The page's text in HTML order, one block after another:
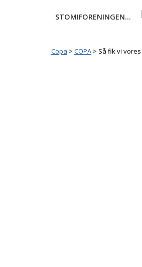
Videre
STOMIFORENINGEN...
Copa > COPA > Så fik vi